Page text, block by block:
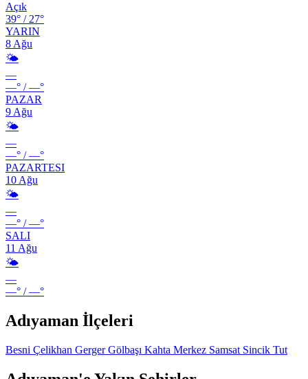
Açık
39° / 27°
YARIN
8 Ağu
🌤️
—
—° / —°
PAZAR
9 Ağu
🌤️
—
—° / —°
PAZARTESI
10 Ağu
🌤️
—
—° / —°
SALI
11 Ağu
🌤️
—
—° / —°
Adıyaman İlçeleri
Besni Çelikhan GergerGölbaşı Kahta Merkez Samsat Sincik Tut